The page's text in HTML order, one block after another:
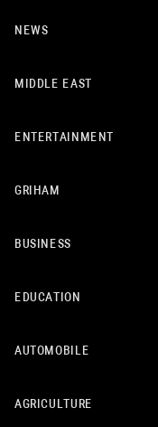
NEWS
MIDDLE EAST
ENTERTAINMENT
GRIHAM
BUSINESS
EDUCATION
AUTOMOBILE
AGRICULTURE